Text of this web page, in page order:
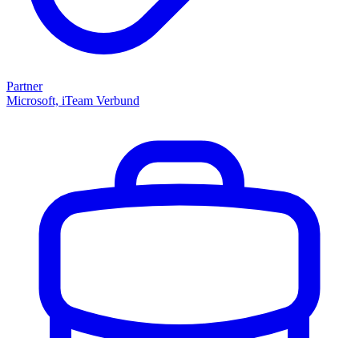
Partner
Microsoft, iTeam Verbund